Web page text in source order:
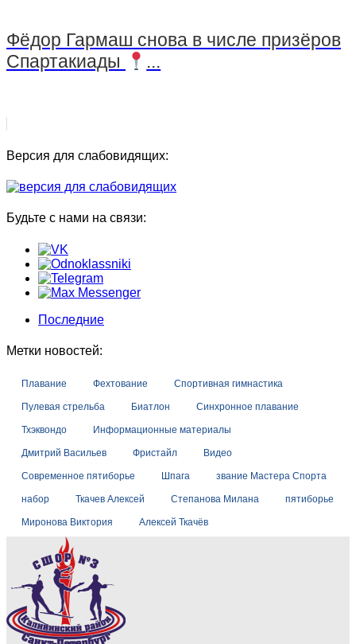
Фёдор Гармаш снова в числе призёров
Спартакиады
...
Версия для слабовидящих:
Будьте с нами на связи:
Последние
Метки новостей:
Плавание Фехтование Спортивная гимнастика
Пулевая стрельба Биатлон Синхронное плавание
Тхэквондо Информационные материалы
Дмитрий Васильев Фристайл Видео
Современное пятиборье Шпага звание Мастера Спорта
набор Ткачев Алексей Степанова Милана пятиборье
Миронова Виктория Алексей Ткачёв